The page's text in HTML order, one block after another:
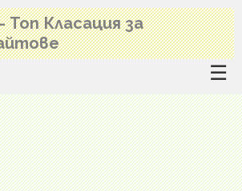
- Топ Класация за
☰